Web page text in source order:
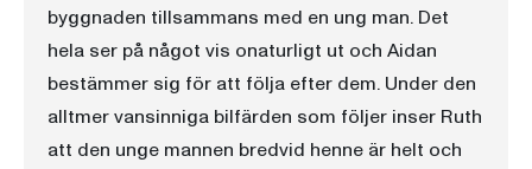
byggnaden tillsammans med en ung man. Det
hela ser på något vis onaturligt ut och Aidan
bestämmer sig för att följa efter dem. Under den
alltmer vansinniga bilfärden som följer inser Ruth
att den unge mannen bredvid henne är helt och